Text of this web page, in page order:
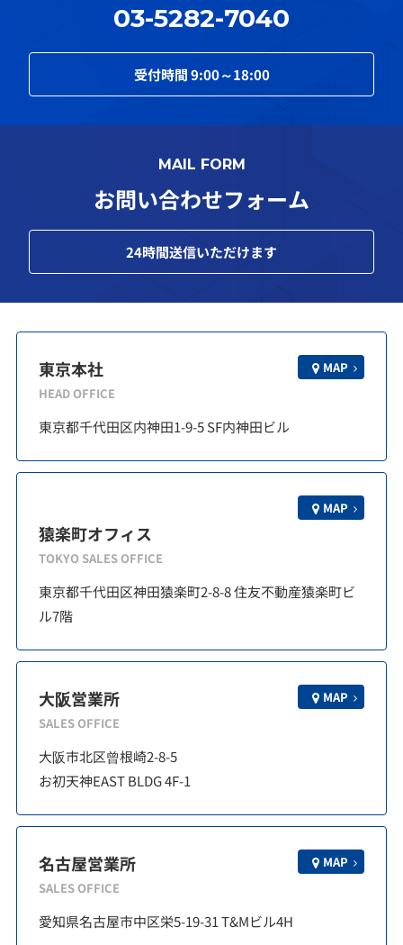
03-5282-7040
受付時間9:00～18:00
MAIL FORM
お問い合わせフォーム
24時間送信いただけます
東京本社
HEAD OFFICE
MAP
東京都千代田区内神田1-9-5 SF内神田ビル
猿楽町オフィス
TOKYO SALES OFFICE
MAP
東京都千代田区神田猿楽町2-8-8 住友不動産猿楽町ビ
ル7階
大阪営業所
SALES OFFICE
MAP
大阪市北区曾根崎2-8-5
お初天神EAST BLDG 4F-1
名古屋営業所
SALES OFFICE
MAP
愛知県名古屋市中区栄5-19-31 T&Mビル4H